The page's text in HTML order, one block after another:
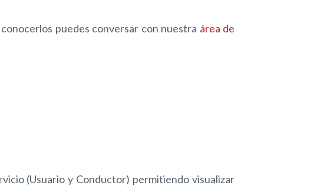
puedes conversar con nuestra área de
(Usuario y Conductor) permitiendo visualizar